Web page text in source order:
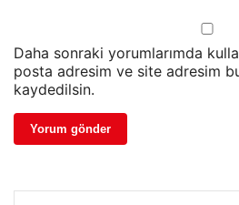
Daha sonraki yorumlarımda
posta adresim ve site adresim
kaydedilsin.